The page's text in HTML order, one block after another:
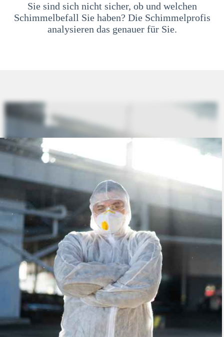
Sie sind sich nicht sicher, ob und welchen
Schimmelbefall Sie haben? Die Schimmelprofis
analysieren das genauer für Sie.